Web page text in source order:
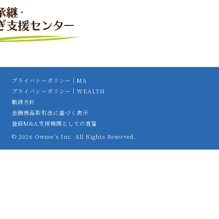
プライバシーポリシー｜MA
プライバシーポリシー｜WEALTH
勧誘方針
金融商品取引法に基づく表示
登録M&A支援機関としての宣誓
© 2026 Owner’s Inc. All Rights Reserved.